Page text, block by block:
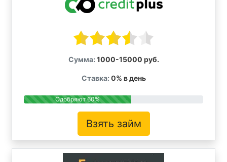
Сумма: 1000-15000 руб.
Ставка: 0% в день
Одобряют 60%
Взять займ